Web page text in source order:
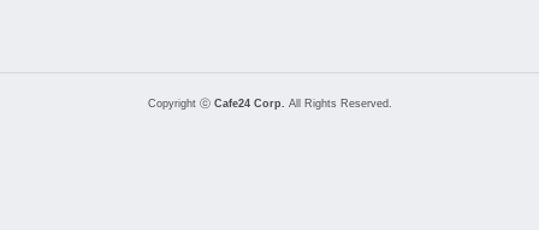
Copyright ⓒ Cafe24 Corp. All Rights Reserved.